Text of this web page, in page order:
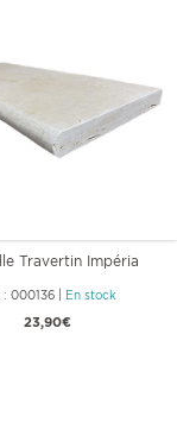
Travertin Impéria
: 000136 En stock
23,90€